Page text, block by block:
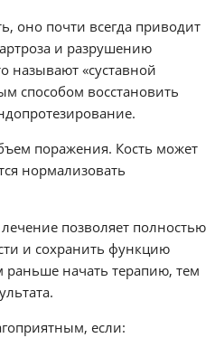
оно почти всегда приводит
и разрушению
называют «суставной
способом восстановить
поражения. Кость может
нормализовать
позволяет полностью
и сохранить функцию
раньше начать терапию, тем
если: